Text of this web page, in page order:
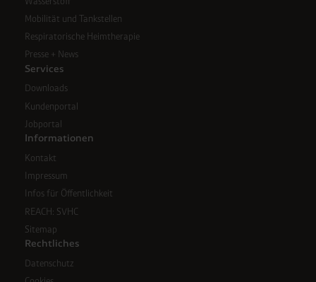
Mobilität und Tankstellen
Respiratorische Heimtherapie
Presse + News
Services
Downloads
Kundenportal
Jobportal
Informationen
Kontakt
Impressum
Infos für Öffentlichkeit
REACH: SVHC
Sitemap
Rechtliches
Datenschutz